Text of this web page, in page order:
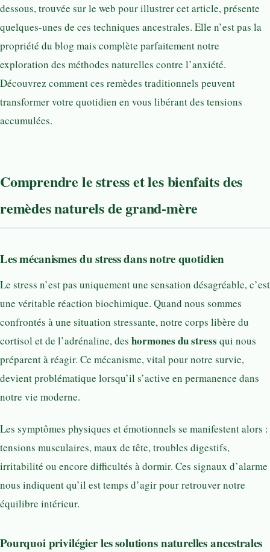
dessous, trouvée sur le web pour illustrer cet article, présente
quelques-unes de ces techniques ancestrales. Elle n’est pas la
propriété du blog mais complète parfaitement notre
exploration des méthodes naturelles contre l’anxiété.
Découvrez comment ces remèdes traditionnels peuvent
transformer votre quotidien en vous libérant des tensions
accumulées.
Comprendre le stress et les bienfaits des
remèdes naturels de grand-mère
Les mécanismes du stress dans notre quotidien
Le stress n’est pas uniquement une sensation désagréable, c’est
une véritable réaction biochimique. Quand nous sommes
confrontés à une situation stressante, notre corps libère du
cortisol et de l’adrénaline, des hormones du stress qui nous
préparent à réagir. Ce mécanisme, vital pour notre survie,
devient problématique lorsqu’il s’active en permanence dans
notre vie moderne.
Les symptômes physiques et émotionnels se manifestent alors :
tensions musculaires, maux de tête, troubles digestifs,
irritabilité ou encore difficultés à dormir. Ces signaux d’alarme
nous indiquent qu’il est temps d’agir pour retrouver notre
équilibre intérieur.
Pourquoi privilégier les solutions naturelles ancestrales